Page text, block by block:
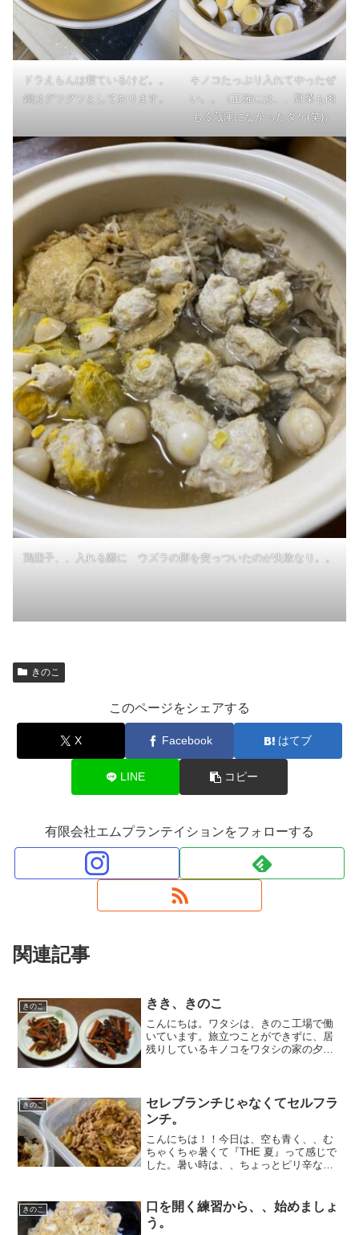
ドラえもんは寝ているけど。。
鍋はグツグツとしております。
キノコたっぷり入れてやったぜ
い。。（正確には、、野菜も肉
も冷蔵庫になかったダケ(笑)）
鶏団子、、入れる際に ウズラの卵を突っついたのが失敗なり。。
きのこ
このページをシェアする
X Facebook はてブ
LINE コピー
有限会社エムプランテイションをフォローする
関連記事
きのこ きき、きのこ
こんにちは。ワタシは、きのこ工場で働
いています。旅立つことができずに、居
残りしているキノコをワタシの家の夕食
ぴらにしたのですが、、し...
きのこ
セレブランチじゃなくてセルフラ
ンチ。
こんにちは！！今日は、空も青く、、む
ちゃくちゃ暑くて『THE 夏』って感じで
した。暑い時は、、ちょっとピリ辛なモ
炒め』です。冷蔵庫の中に、見切り品で
買った牛豚の合挽肉。...
きのこ
口を開く練習から、、始めましょ
う。